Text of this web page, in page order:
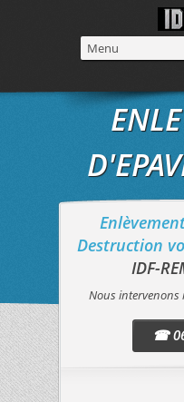
Destruction
IDF-
Nous intervenons
☎